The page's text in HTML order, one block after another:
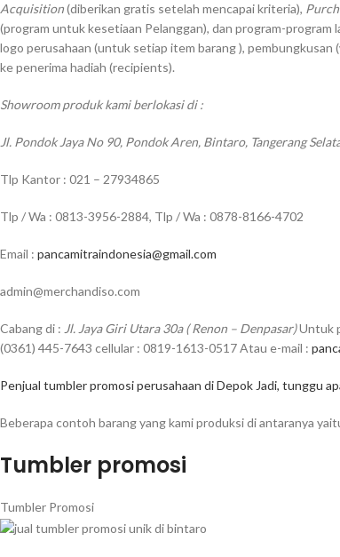
Acquisition(diberikan gratis setelah mencapai kriteria),
(program untuk kesetiaan Pelanggan), dan program-program
logo perusahaan (untuk setiap item barang ),
ke penerima hadiah (recipients).
Showroom produk kami berlokasi di :
Jl. Pondok Jaya No 90, Pondok Aren, Bintaro, Tangerang
Tlp Kantor : 021 – 27934865
Tlp / Wa : 0813-3956-2884, Tlp / Wa : 0878-8166-4702
Email : pancamitraindonesia@gmail.com
admin@merchandiso.com
Cabang di : Jl. Jaya Giri Utara 30a ( Renon – Denpasar)Untuk
(0361) 445-7643 cellular : 0819-1613-0517 Atau e-mail :
Penjual tumbler promosi perusahaan di Depok Jadi, tunggu
Beberapa contoh barang yang kami produksi di antaranya
Tumbler promosi
Tumbler Promosi